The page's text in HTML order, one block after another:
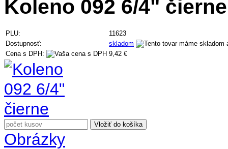
Koleno 092 6/4" čierne
PLU:
11623
Dostupnosť:
skladom
Cena s DPH:
9,42 €
Obrázky